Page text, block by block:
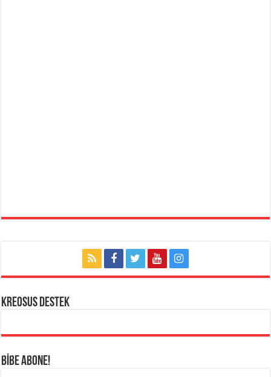
KREOSUS DESTEK
BİBE ABONE!